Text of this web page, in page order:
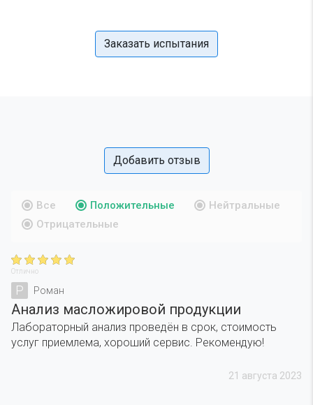
Заказать испытания
Добавить отзыв
Все Положительные
Нейтральные
Отрицательные
Отлично
Р Роман
Анализ масложировой продукции
Лабораторный анализ проведён в срок, стоимость
услуг приемлема, хороший сервис. Рекомендую!
21 августа 2023